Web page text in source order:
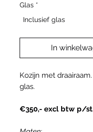
Glas *
Inclusief glas
In
Kozijn met
glas.
€350,- excl btw p/